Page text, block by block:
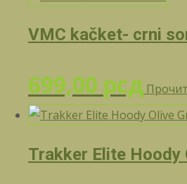
VMC kačket- crni
699,00 рсд
Trakker Elite Hoody